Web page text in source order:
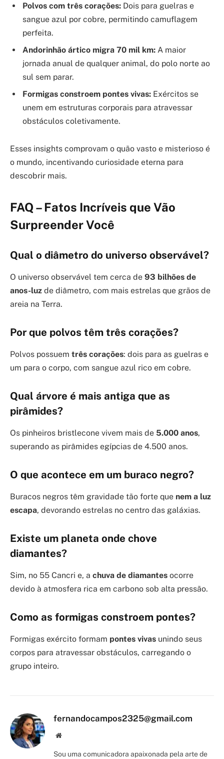
Polvos com três corações: Dois para guelras e
sangue azul por cobre, permitindo camuflagem
perfeita.
Andorinhão ártico migra 70 mil km: A maior
jornada anual de qualquer animal, do polo norte ao
sul sem parar.
Formigas constroem pontes vivas: Exércitos se
unem em estruturas corporais para atravessar
obstáculos coletivamente.
Esses insights comprovam o quão vasto e misterioso é
o mundo, incentivando curiosidade eterna para
descobrir mais.
FAQ – Fatos Incríveis que Vão
Surpreender Você
Qual o diâmetro do universo observável?
O universo observável tem cerca de 93 bilhões de
anos-luz de diâmetro, com mais estrelas que grãos de
areia na Terra.
Por que polvos têm três corações?
Polvos possuem três corações: dois para as guelras e
um para o corpo, com sangue azul rico em cobre.
Qual árvore é mais antiga que as
pirâmides?
Os pinheiros bristlecone vivem mais de 5.000 anos,
superando as pirâmides egípcias de 4.500 anos.
O que acontece em um buraco negro?
Buracos negros têm gravidade tão forte que nem a luz
escapa, devorando estrelas no centro das galáxias.
Existe um planeta onde chove
diamantes?
Sim, no 55 Cancri e, a chuva de diamantes ocorre
devido à atmosfera rica em carbono sob alta pressão.
Como as formigas constroem pontes?
Formigas exército formam pontes vivas unindo seus
corpos para atravessar obstáculos, carregando o
grupo inteiro.
fernandocampos2325@gmail.com
Site/Blog
Sou uma comunicadora apaixonada pela arte de